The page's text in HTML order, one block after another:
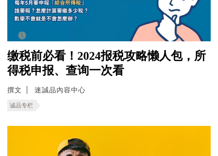
缴税前必看！2024报税攻略懒人包，所
得税申报、查询一次看
撰文 迷誠品內容中心
诚品专栏